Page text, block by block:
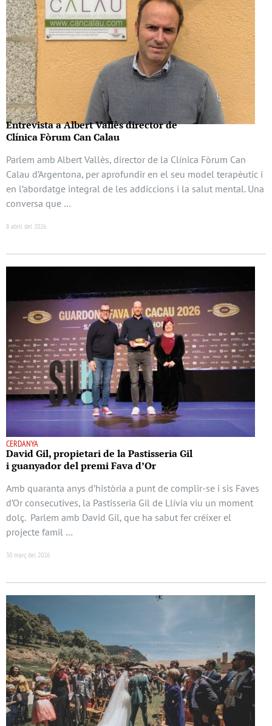
Entrevista a Albert Vallès director de
Clínica Fòrum Can Calau
Parlem amb Albert Vallès, director de la Clínica Fòrum Can
Calau d’Argentona, per aprofundir en el seu model terapèutic i
en l’abordatge integral de les addiccions i la salut mental. Una
conversa que …
8 abril del 2026
CERDANYA
David Gil, propietari de la Pastisseria Gil
i guanyador del premi Fava d’Or
Amb quaranta anys d’història a punt de complir-se i sis Faves
d’Or consecutives, la Pastisseria Gil de Llívia viu un moment
dolç. Parlem amb David Gil, que ha sabut fer créixer el
projecte famil …
30 març del 2026